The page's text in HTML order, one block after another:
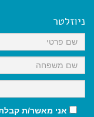
ניוזלטר
אני מאשר/ת קבלת